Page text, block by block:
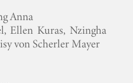
Anna
Ellen Kuras, Nzingha
von Scherler Mayer